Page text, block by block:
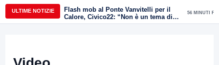
ULTIME NOTIZIE
Flash mob al Ponte Vanvitelli per il
Calore, Civico22: “Non è un tema di
quartiere, riguarda tutta Benevento”
56 MINUTI FA